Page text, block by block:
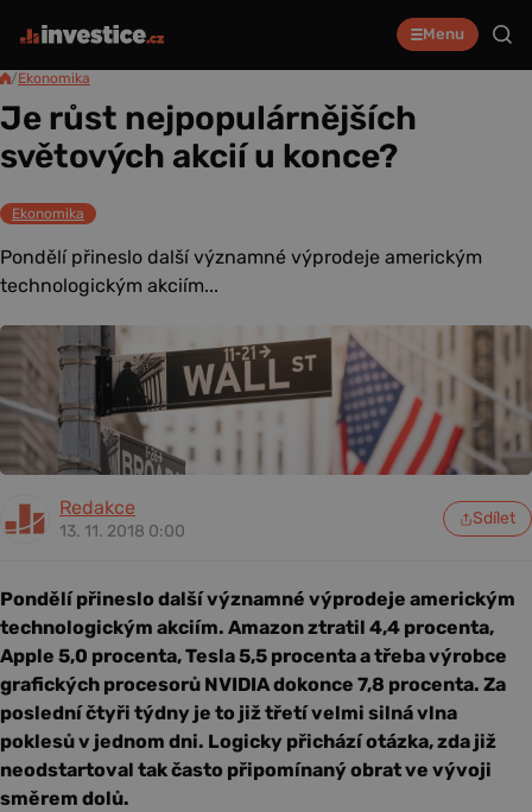
Menu
/Ekonomika
Je růst nejpopulárnějších
světových akcií u konce?
Ekonomika
Pondělí přineslo další významné výprodeje americkým
technologickým akciím...
Redakce
13. 11. 2018 0:00
Sdílet
Pondělí přineslo další významné výprodeje americkým
technologickým akciím. Amazon ztratil 4,4 procenta,
Apple 5,0 procenta, Tesla 5,5 procenta a třeba výrobce
grafických procesorů NVIDIA dokonce 7,8 procenta. Za
poslední čtyři týdny je to již třetí velmi silná vlna
poklesů v jednom dni. Logicky přichází otázka, zda již
neodstartoval tak často připomínaný obrat ve vývoji
směrem dolů.